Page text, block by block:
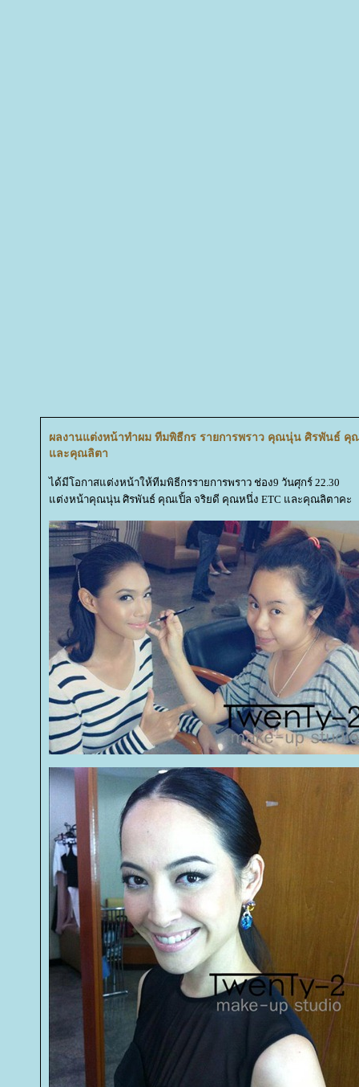
ผลงานแต่งหน้าทำผม ทีมพิธีกร รายการพราว คุณนุ่น ศิรพันธ์ คุ
ละคุณลิตา
ได้มีโอกาสแต่งหน้าให้ทีมพิธีกรรายการพราว ช่อง9 วันศุกร์ 22.30
ต่งหน้าคุณนุ่น ศิรพันธ์ คุณเปิ้ล จริยดี คุณหนึ่ง ETC และคุณลิตาคะ